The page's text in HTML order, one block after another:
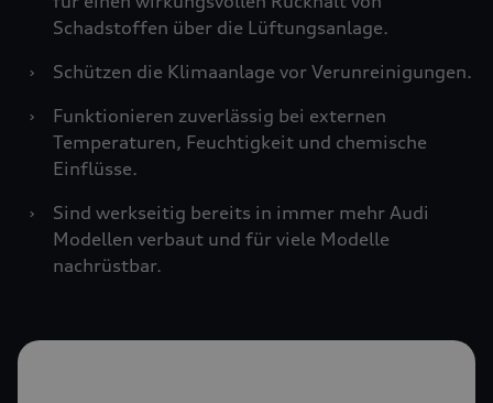
Schadstoffen über die Lüftungsanlage.
›
Schützen die Klimaanlage vor Verunreinigungen.
›
Funktionieren zuverlässig bei externen
Temperaturen, Feuchtigkeit und chemische
Einflüsse.
›
Sind werkseitig bereits in immer mehr Audi
Modellen verbaut und für viele Modelle
nachrüstbar.